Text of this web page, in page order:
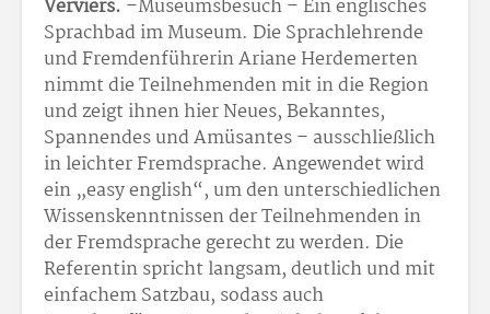
Verviers. –Museumsbesuch – Ein englisches
Sprachbad im Museum. Die Sprachlehrende
und Fremdenführerin Ariane Herdemerten
nimmt die Teilnehmenden mit in die Region
und zeigt ihnen hier Neues, Bekanntes,
Spannendes und Amüsantes – ausschließlich
in leichter Fremdsprache. Angewendet wird
ein „easy english“, um den unterschiedlichen
Wissenskenntnissen der Teilnehmenden in
der Fremdsprache gerecht zu werden. Die
Referentin spricht langsam, deutlich und mit
einfachem Satzbau, sodass auch